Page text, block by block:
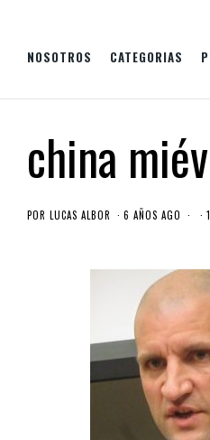
NOSOTROS CATEGORIAS
china
POR LUCAS ALBOR 6 AÑOS AGO